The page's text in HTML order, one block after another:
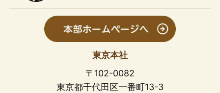
東京本社
〒102-0082
東京都千代田区一番町13-3